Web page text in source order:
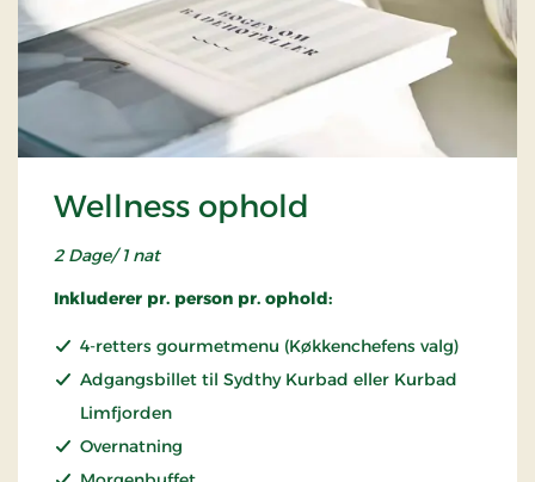
Wellness ophold
2 Dage/ 1 nat
Inkluderer pr. person pr. ophold:
4-retters gourmetmenu (Køkkenchefens valg)
Adgangsbillet til Sydthy Kurbad eller Kurbad
Limfjorden
Overnatning